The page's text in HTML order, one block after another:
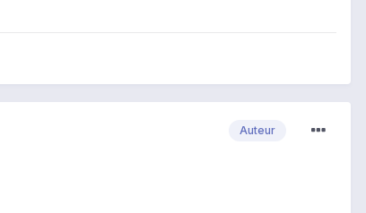
Auteur